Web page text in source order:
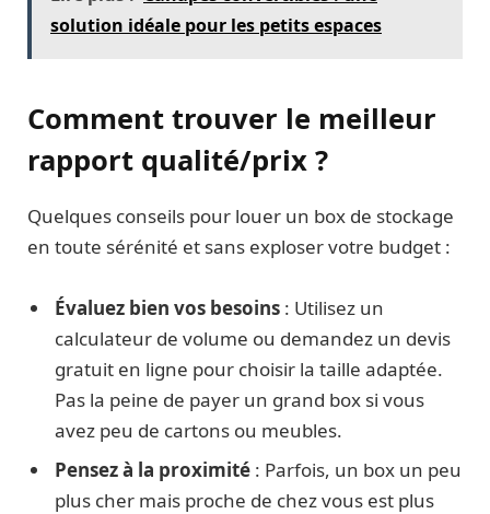
solution idéale pour les petits espaces
Comment trouver le meilleur
rapport qualité/prix ?
Quelques conseils pour louer un box de stockage
en toute sérénité et sans exploser votre budget :
Évaluez bien vos besoins : Utilisez un
calculateur de volume ou demandez un devis
gratuit en ligne pour choisir la taille adaptée.
Pas la peine de payer un grand box si vous
avez peu de cartons ou meubles.
Pensez à la proximité : Parfois, un box un peu
plus cher mais proche de chez vous est plus